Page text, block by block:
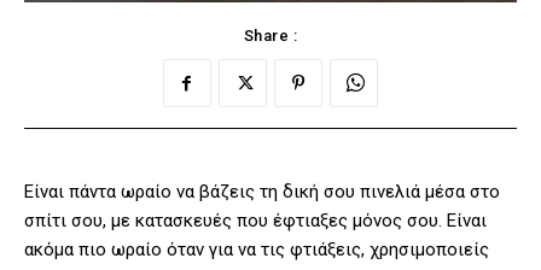
Share :
Είναι πάντα ωραίο να βάζεις τη δική σου πινελιά μέσα στο
σπίτι σου, με κατασκευές που έφτιαξες μόνος σου. Είναι
ακόμα πιο ωραίο όταν για να τις φτιάξεις, χρησιμοποιείς